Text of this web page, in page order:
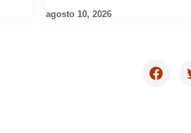
agosto 10, 2026